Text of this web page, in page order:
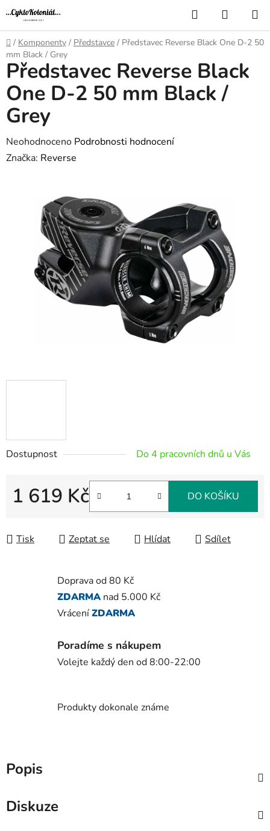
Přejít
na
obsah
Hledat
KOŠÍK
Domů
/ Komponenty / Představce / Představec Reverse Black One D-2 50
mm Black / Grey
Dostupnost Do 4 pracovních dnů u Vás
1 619 Kč DO KOŠÍKU
Tisk Zeptat se Hlídat Sdílet
Představec Reverse Black
One D-2 50 mm Black /
Grey
Průměrné
hodnocení
hvězdiček.
Neohodnoceno Podrobnosti hodnocení
Značka: Reverse
Doprava od 80 Kč
ZDARMA nad 5.000 Kč
VráceníZDARMA
Poradíme s nákupem
Volejte každý den od 8:00-22:00
Produkty dokonale známe
Popis
Diskuze